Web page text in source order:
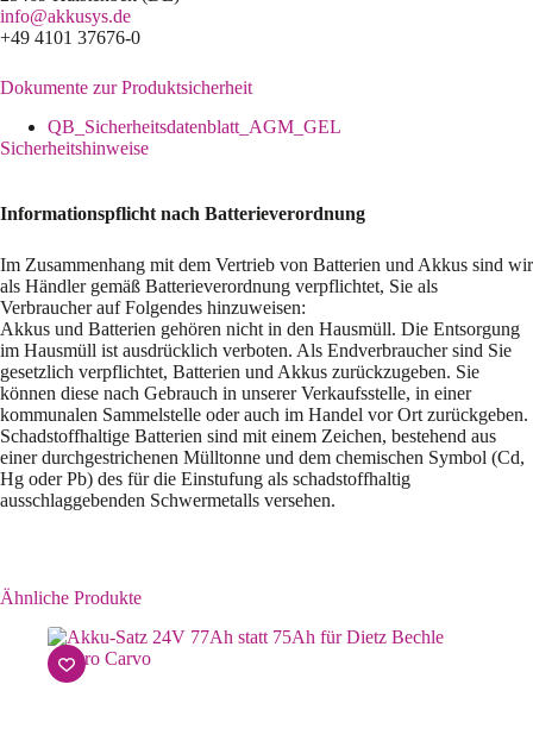
info@akkusys.de
+49 4101 37676-0
Dokumente zur Produktsicherheit
QB_Sicherheitsdatenblatt_AGM_GEL
Sicherheitshinweise
Informationspflicht nach Batterieverordnung
Im Zusammenhang mit dem Vertrieb von Batterien und Akkus sind wir
als Händler gemäß Batterieverordnung verpflichtet, Sie als
Verbraucher auf Folgendes hinzuweisen:
Akkus und Batterien gehören nicht in den Hausmüll. Die Entsorgung
im Hausmüll ist ausdrücklich verboten. Als Endverbraucher sind Sie
gesetzlich verpflichtet, Batterien und Akkus zurückzugeben. Sie
können diese nach Gebrauch in unserer Verkaufsstelle, in einer
kommunalen Sammelstelle oder auch im Handel vor Ort zurückgeben.
Schadstoffhaltige Batterien sind mit einem Zeichen, bestehend aus
einer durchgestrichenen Mülltonne und dem chemischen Symbol (Cd,
Hg oder Pb) des für die Einstufung als schadstoffhaltig
ausschlaggebenden Schwermetalls versehen.
Ähnliche Produkte